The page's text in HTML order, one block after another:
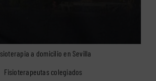
a domicilio en Sevilla
Fisioterapeutas colegiados